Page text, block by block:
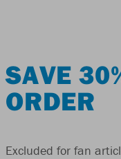
SAVE
ORDER
Excluded for fan